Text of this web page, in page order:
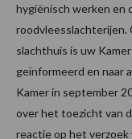
hygiënisch werken en
roodvleesslachterijen.
slachthuis is uw
geïnformeerd en naar
Kamer in september
over het toezicht van
reactie op het verzoek